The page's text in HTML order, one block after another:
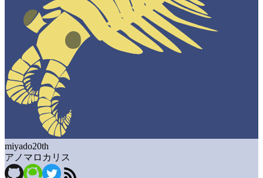
miyado20th
アノマロカリス